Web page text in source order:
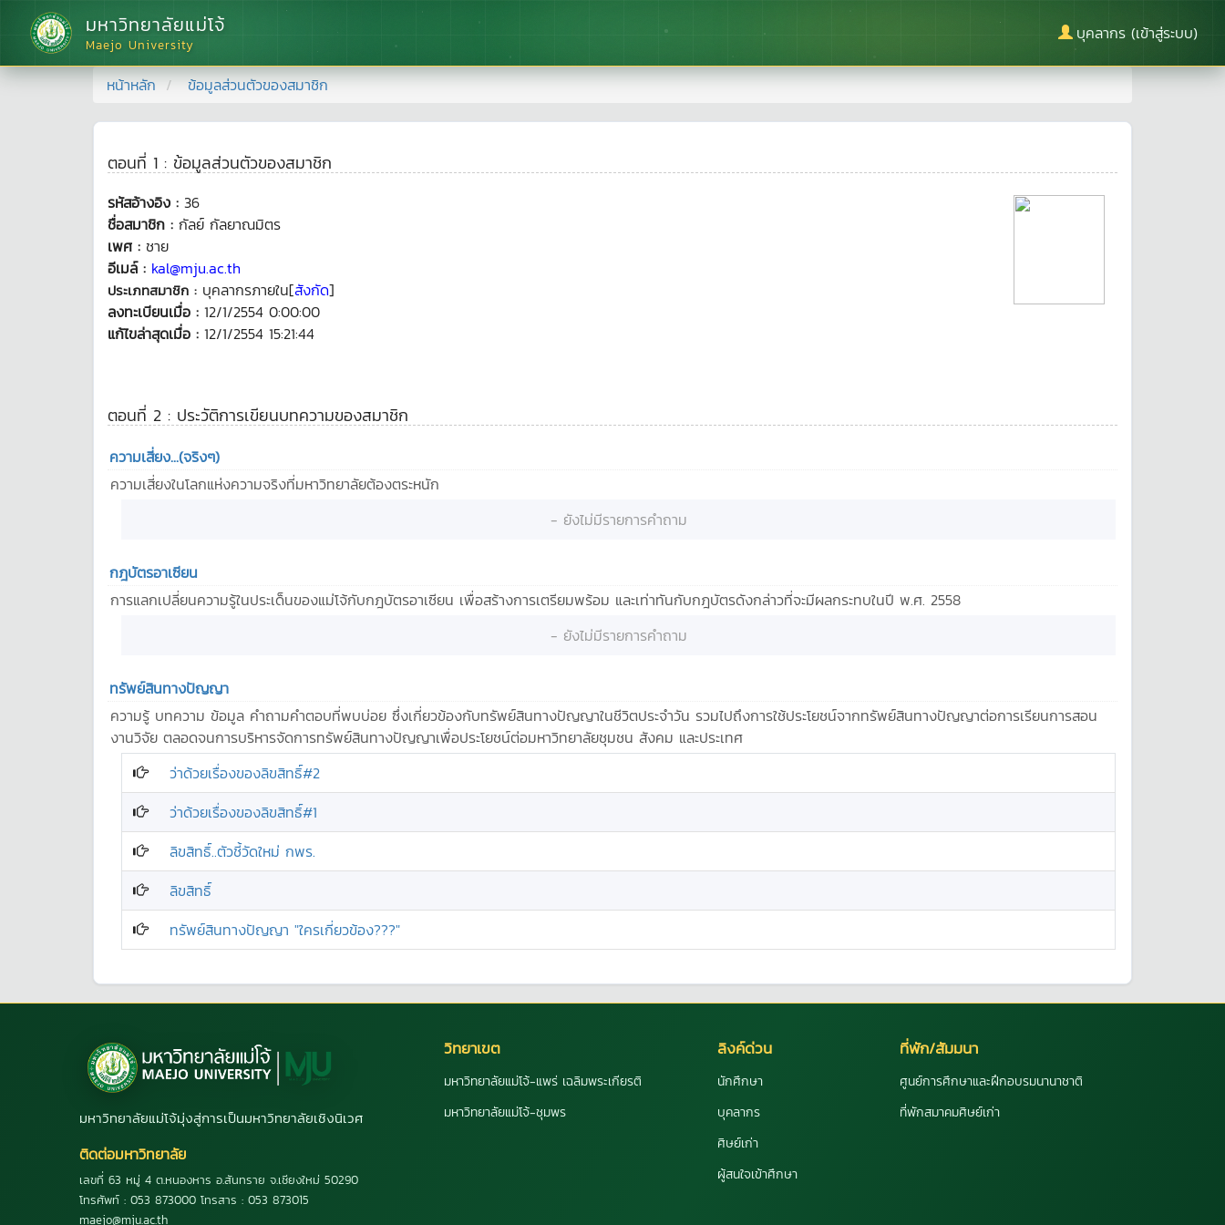
มหาวิทยาลัยแม่โจ้
Maejo University
บุคลากร (เข้าสู่ระบบ)
หน้าหลัก ข้อมูลส่วนตัวของสมาชิก
ตอนที่ 1 : ข้อมูลส่วนตัวของสมาชิก
รหัสอ้างอิง : 36
ชื่อสมาชิก : กัลย์ กัลยาณมิตร
เพศ : ชาย
อีเมล์ : kal@mju.ac.th
ประเภทสมาชิก : บุคลากรภายใน[สังกัด]
ลงทะเบียนเมื่อ : 12/1/2554 0:00:00
แก้ไขล่าสุดเมื่อ : 12/1/2554 15:21:44
ตอนที่ 2 : ประวัติการเขียนบทความของสมาชิก
ความเสี่ยง...(จริงๆ)
ความเสี่ยงในโลกแห่งความจริงที่มหาวิทยาลัยต้องตระหนัก
- ยังไม่มีรายการคำถาม
กฎบัตรอาเซียน
การแลกเปลี่ยนความรู้ในประเด็นของแม่โจ้กับกฎบัตรอาเซียน เพื่อสร้างการเตรียมพร้อม และเท่าทันกับกฎบัตรดังกล่าวที่จะมีผลกระทบในปี พ.ศ. 2558
- ยังไม่มีรายการคำถาม
ทรัพย์สินทางปัญญา
ความรู้ บทความ ข้อมูล คำถามคำตอบที่พบบ่อย ซึ่งเกี่ยวข้องกับทรัพย์สินทางปัญญาในชีวิตประจำวัน รวมไปถึงการใช้ประโยชน์จากทรัพย์สินทางปัญญาต่อการเรียนการสอน
งานวิจัย ตลอดจนการบริหารจัดการทรัพย์สินทางปัญญาเพื่อประโยชน์ต่อมหาวิทยาลัยชุมชน สังคม และประเทศ
ว่าด้วยเรื่องของลิขสิทธิ์#2
ว่าด้วยเรื่องของลิขสิทธิ์#1
ลิขสิทธิ์..ตัวชี้วัดใหม่ กพร.
ลิขสิทธิ์
ทรัพย์สินทางปัญญา "ใครเกี่ยวข้อง???"
มหาวิทยาลัยแม่โจ้มุ่งสู่การเป็นมหาวิทยาลัยเชิงนิเวศ
ติดต่อมหาวิทยาลัย
เลขที่ 63 หมู่ 4 ต.หนองหาร อ.สันทราย จ.เชียงใหม่ 50290
โทรศัพท์ : 053 873000 โทรสาร : 053 873015
maejo@mju.ac.th
วิทยาเขต
มหาวิทยาลัยแม่โจ้-แพร่ เฉลิมพระเกียรติ
มหาวิทยาลัยแม่โจ้-ชุมพร
ลิงค์ด่วน
นักศึกษา
บุคลากร
ศิษย์เก่า
ผู้สนใจเข้าศึกษา
ที่พัก/สัมมนา
ศูนย์การศึกษาและฝึกอบรมนานาชาติ
ที่พักสมาคมศิษย์เก่า